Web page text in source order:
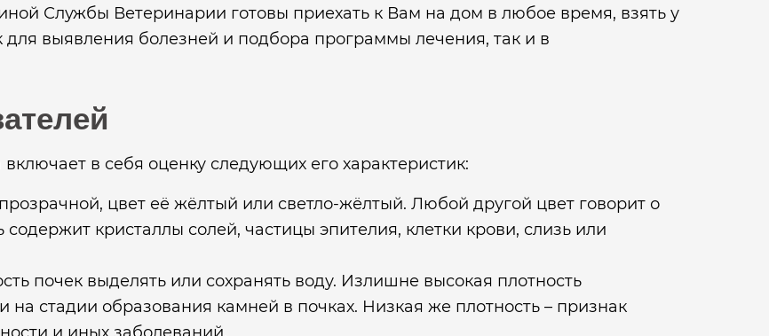
Службы Ветеринарии готовы приехать к Вам на дом в любое время, взять у
выявления болезней и подбора программы лечения, так и в
в себя оценку следующих его характеристик:
цвет её жёлтый или светло-жёлтый. Любой другой цвет говорит о
кристаллы солей, частицы эпителия, клетки крови, слизь или
почек выделять или сохранять воду. Излишне высокая плотность
на стадии образования камней в почках. Низкая же плотность – признак